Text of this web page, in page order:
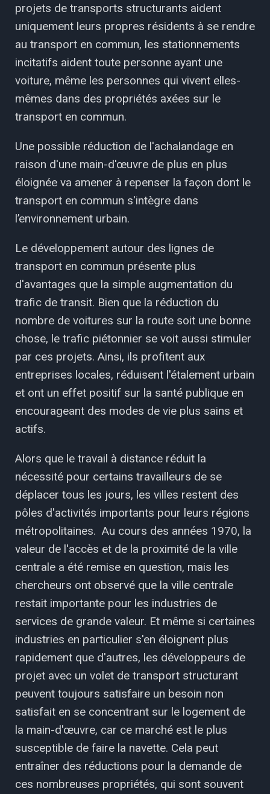
projets de transports structurants aident
uniquement leurs propres résidents à se rendre
au transport en commun, les stationnements
incitatifs aident toute personne ayant une
voiture, même les personnes qui vivent elles-
mêmes dans des propriétés axées sur le
transport en commun.
Une possible réduction de l'achalandage en
raison d'une main-d'œuvre de plus en plus
éloignée va amener à repenser la façon dont le
transport en commun s'intègre dans
l’environnement urbain.
Le développement autour des lignes de
transport en commun présente plus
d'avantages que la simple augmentation du
trafic de transit. Bien que la réduction du
nombre de voitures sur la route soit une bonne
chose, le trafic piétonnier se voit aussi stimuler
par ces projets. Ainsi, ils profitent aux
entreprises locales, réduisent l'étalement urbain
et ont un effet positif sur la santé publique en
encourageant des modes de vie plus sains et
actifs.
Alors que le travail à distance réduit la
nécessité pour certains travailleurs de se
déplacer tous les jours, les villes restent des
pôles d'activités importants pour leurs régions
métropolitaines. Au cours des années 1970, la
valeur de l'accès et de la proximité de la ville
centrale a été remise en question, mais les
chercheurs ont observé que la ville centrale
restait importante pour les industries de
services de grande valeur. Et même si certaines
industries en particulier s'en éloignent plus
rapidement que d'autres, les développeurs de
projet avec un volet de transport structurant
peuvent toujours satisfaire un besoin non
satisfait en se concentrant sur le logement de
la main-d'œuvre, car ce marché est le plus
susceptible de faire la navette. Cela peut
entraîner des réductions pour la demande de
ces nombreuses propriétés, qui sont souvent